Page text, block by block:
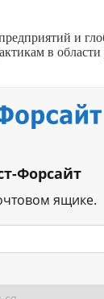
и
в
Форсайт
ящике.